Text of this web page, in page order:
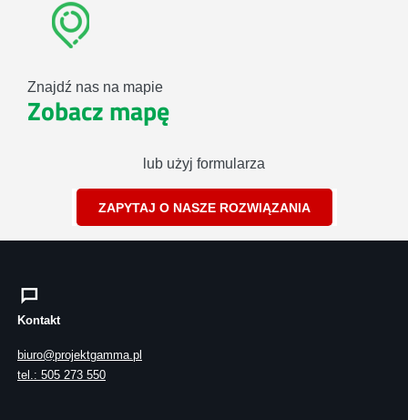
Znajdź nas na mapie
Zobacz mapę
lub użyj formularza
ZAPYTAJ O NASZE ROZWIĄZANIA
Kontakt
biuro@projektgamma.pl
tel.: 505 273 550